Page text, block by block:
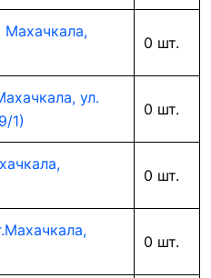
Махачкала,
0 шт.
ул.
1)
0 шт.
0 шт.
0 шт.